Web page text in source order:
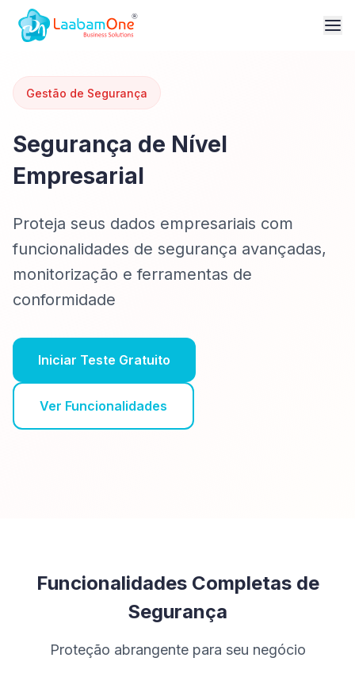
Gestão de Segurança
Segurança de Nível
Empresarial
Proteja seus dados empresariais com
funcionalidades de segurança avançadas,
monitorização e ferramentas de
conformidade
Iniciar Teste Gratuito
Ver Funcionalidades
Funcionalidades Completas de
Segurança
Proteção abrangente para seu negócio